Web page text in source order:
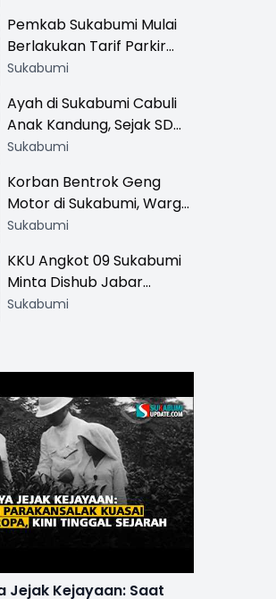
Pemkab Sukabumi Mulai
Berlakukan Tarif Parkir
Resmi di 13 Lokasi Wisata,
Khusus
Sukabumi
Ayah di Sukabumi Cabuli
Anak Kandung, Sejak SD
Hingga SMA
Sukabumi
Korban Bentrok Geng
Motor di Sukabumi, Warga
dan Sopir Tangki
Sukabumi
KKU Angkot 09 Sukabumi
Minta Dishub Jabar
Tertibkan Trayek Ciawi-
Sukabumi
Jejak Kejayaan: Saat